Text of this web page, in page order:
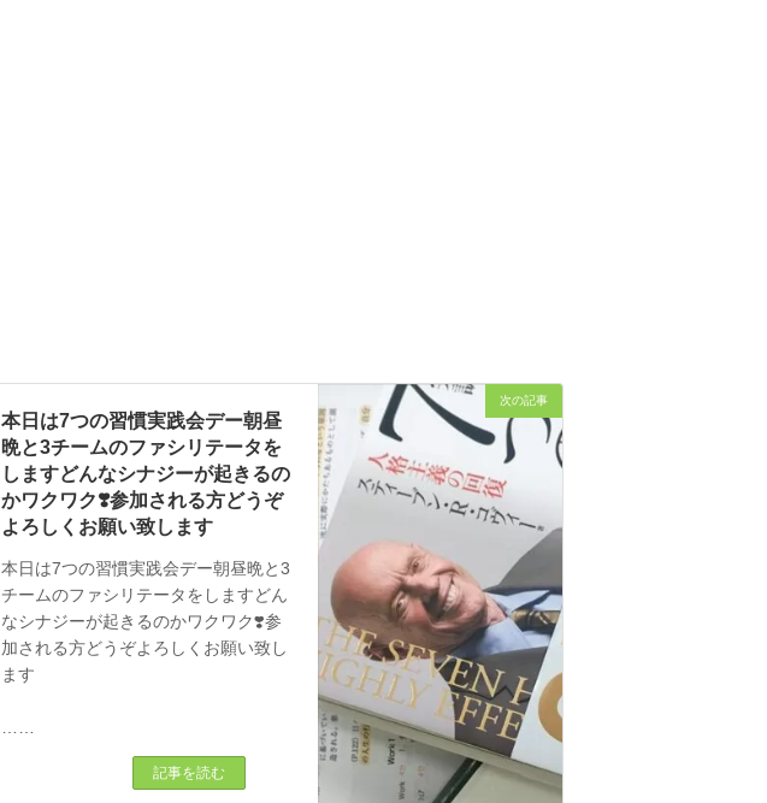
次の記事
本日は7つの習慣実践会デー朝昼
晩と3チームのファシリテータを
しますどんなシナジーが起きるの
かワクワク❣️参加される方どうぞ
よろしくお願い致します
本日は7つの習慣実践会デー朝昼晩と3
チームのファシリテータをしますどん
なシナジーが起きるのかワクワク❣️参
加される方どうぞよろしくお願い致し
ます
……
記事を読む